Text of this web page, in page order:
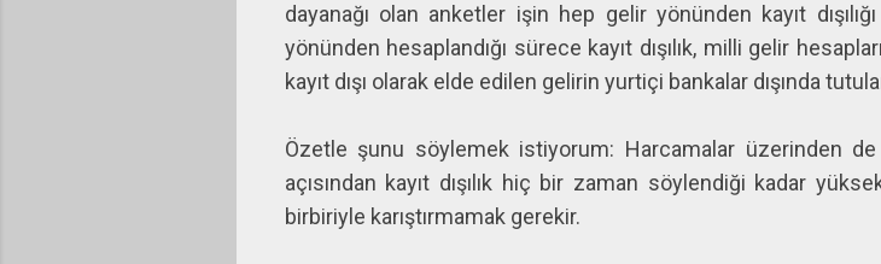
dayanağı olan anketler işin hep gelir yönünden kayıt
yönünden hesaplandığı sürece kayıt dışılık, milli gelir
kayıt dışı olarak elde edilen gelirin yurtiçi bankalar dışında
Özetle şunu söylemek istiyorum: Harcamalar üzerinden
açısından kayıt dışılık hiç bir zaman söylendiği kadar
birbiriyle karıştırmamak gerekir.